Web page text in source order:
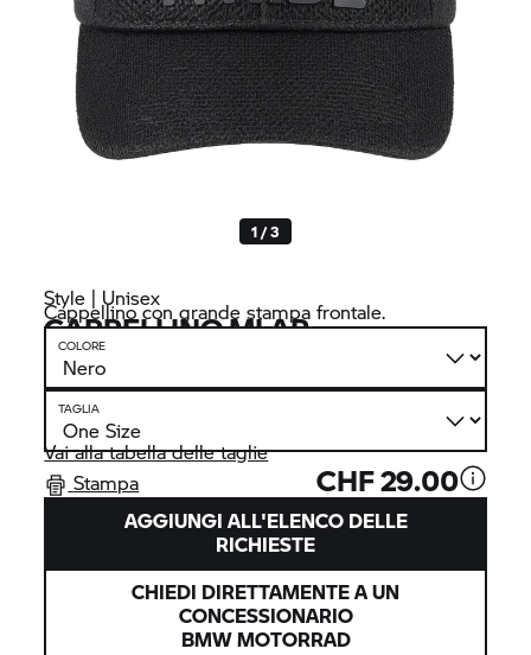
1 / 3
Style | Unisex
CAPPELLINO MLAR
Cappellino con grande stampa frontale.
COLORE
TAGLIA
Vai alla tabella delle taglie
Stampa
CHF 29.00
AGGIUNGI ALL'ELENCO DELLE
RICHIESTE
CHIEDI DIRETTAMENTE A UN
CONCESSIONARIO
BMW MOTORRAD